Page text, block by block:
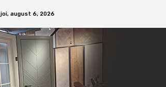
joi, august 6, 2026